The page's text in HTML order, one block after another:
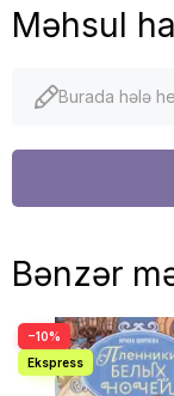
Məhsul
Burada hələ
Bənzər
−10%